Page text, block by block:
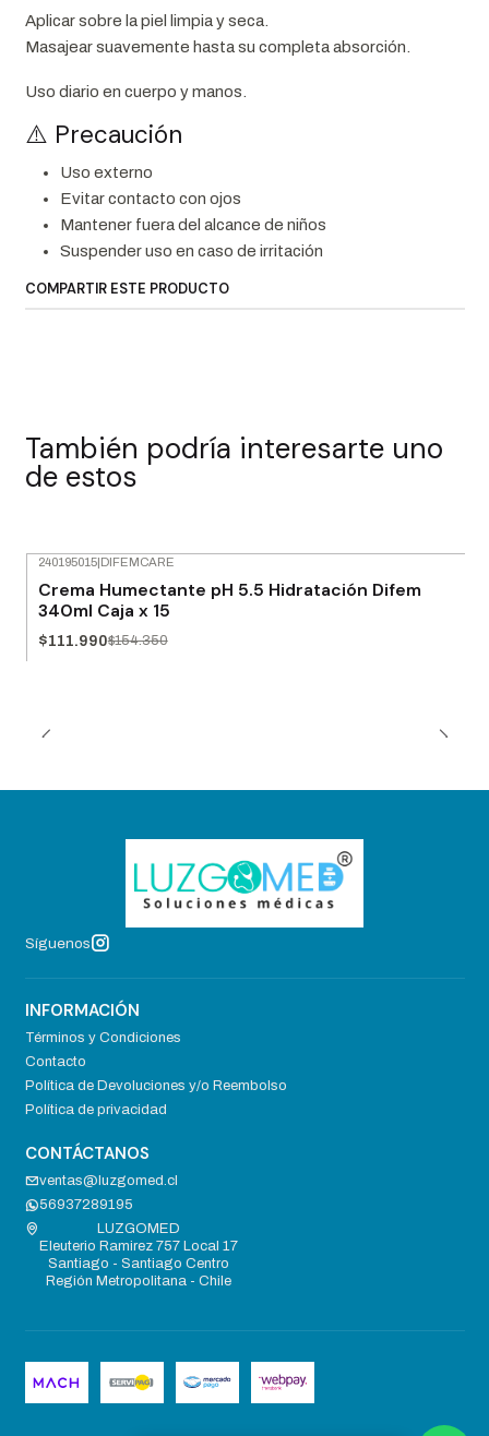
Aplicar sobre la piel limpia y seca.
Masajear suavemente hasta su completa absorción.
Uso diario en cuerpo y manos.
⚠️ Precaución
Uso externo
Evitar contacto con ojos
Mantener fuera del alcance de niños
Suspender uso en caso de irritación
COMPARTIR ESTE PRODUCTO
También podría interesarte uno
de estos
240195015|DIFEMCARE
Crema Humectante pH 5.5 Hidratación Difem
340ml Caja x 15
$111.990$154.350
Síguenos
INFORMACIÓN
Términos y Condiciones
Contacto
Política de Devoluciones y/o Reembolso
Política de privacidad
CONTÁCTANOS
ventas@luzgomed.cl
56937289195
LUZGOMED
Eleuterio Ramirez 757 Local 17
Santiago - Santiago Centro
Región Metropolitana - Chile